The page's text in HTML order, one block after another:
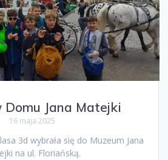
Jana Matejki
16 maja 2025
3d wybrała się do Muzeum Jana
na ul. Floriańską.